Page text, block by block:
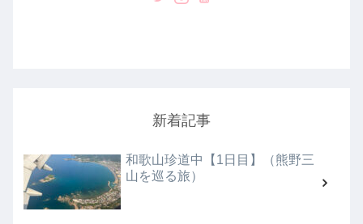
新着記事
和歌山珍道中【1日目】（熊野三
山を巡る旅）